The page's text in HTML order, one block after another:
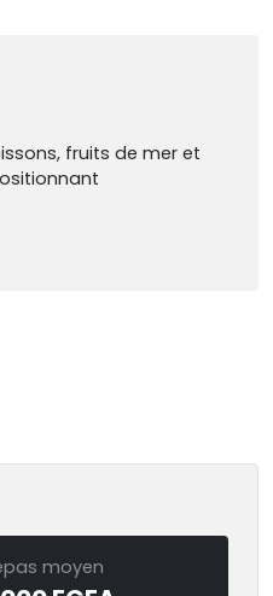
fruits de mer et
moyen